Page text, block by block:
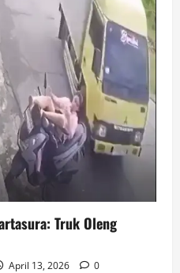
Truk Oleng
April 13, 2026 0